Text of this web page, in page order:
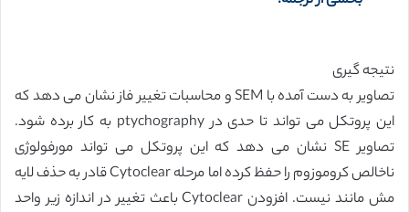
نتیجه گیری
تصاویر به دست آمده با SEM و محاسبات تغییر فاز نشان می دهد که
این پروتکل می تواند تا حدی در ptychography به کار برده شود.
تصاویر SE نشان می دهد که این پروتکل می تواند مورفولوژی
ناخالص کروموزوم را حفظ کرده اما مرحله Cytoclear قادر به حذف لایه
مش مانند نیست. افزودن Cytoclear باعث تغییر در اندازه زیر واحد